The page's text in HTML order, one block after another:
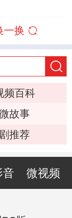
一换
频百科
故事
剧推荐
音 微视频